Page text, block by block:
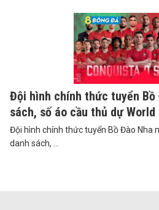
Đội hình chính thức tuyển Bồ
sách, số áo cầu thủ dự World
Đội hình chính thức tuyển Bồ Đào Nha
danh sách, ...